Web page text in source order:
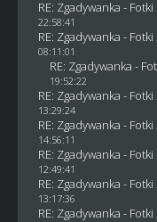
RE: Zgadywanka -
22:58:41
RE: Zgadywanka -
08:11:01
RE: Zgadywanka -
19:52:22
RE: Zgadywanka -
13:29:24
RE: Zgadywanka -
14:56:11
RE: Zgadywanka -
12:49:41
RE: Zgadywanka -
13:17:36
RE: Zgadywanka -